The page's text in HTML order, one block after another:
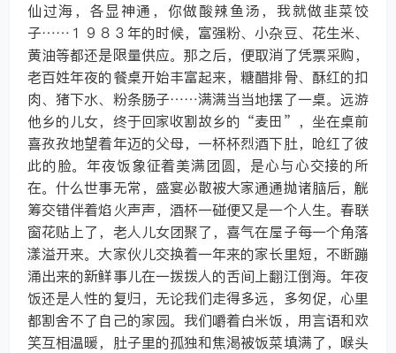
仙过海，各显神通，你做酸辣鱼汤，我就做韭菜饺
子……１９８３年的时候，富强粉、小杂豆、花生米、
黄油等都还是限量供应。那之后，便取消了凭票采购，
老百姓年夜的餐桌开始丰富起来，糖醋排骨、酥红的扣
肉、猪下水、粉条肠子……满满当当地摆了一桌。远游
他乡的儿女，终于回家收割故乡的“麦田”，坐在桌前
喜孜孜地望着年迈的父母，一杯杯烈酒下肚，呛红了彼
此的脸。年夜饭象征着美满团圆，是心与心交接的所
在。什么世事无常，盛宴必散被大家通通抛诸脑后，觥
筹交错伴着焰火声声，酒杯一碰便又是一个人生。春联
窗花贴上了，老人儿女团聚了，喜气在屋子每一个角落
漾溢开来。大家伙儿交换着一年来的家长里短，不断蹦
涌出来的新鲜事儿在一拨拨人的舌间上翻江倒海。年夜
饭还是人性的复归，无论我们走得多远，多匆促，心里
都割舍不了自己的家园。我们嚼着白米饭，用言语和欢
笑互相温暖，肚子里的孤独和焦渴被饭菜填满了，喉头